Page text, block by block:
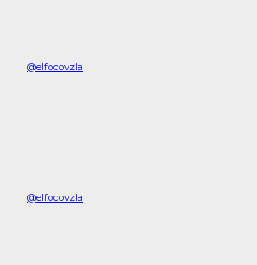
@elfocovzla
@elfocovzla